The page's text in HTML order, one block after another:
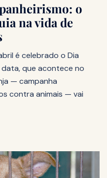
o
na vida de
é celebrado o Dia
que acontece no
— campanha
contra animais — vai